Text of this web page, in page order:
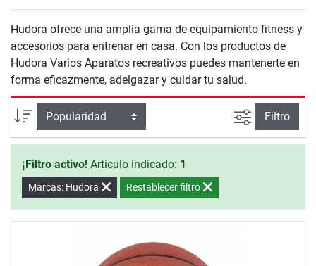
Hudora ofrece una amplia gama de equipamiento fitness y
accesorios para entrenar en casa. Con los productos de
Hudora Varios Aparatos recreativos puedes mantenerte en
forma eficazmente, adelgazar y cuidar tu salud.
Ordenar por Busqueda
Filtro
¡Filtro activo! Artículo indicado: 1
Marcas: Hudora Restablecer filtro